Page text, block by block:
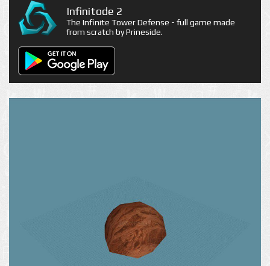
Infinitode 2
The Infinite Tower Defense - full game made
from scratch by Prineside.